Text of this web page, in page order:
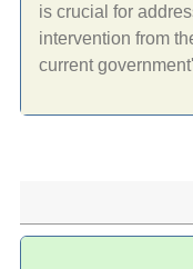
is crucial for
intervention from
current